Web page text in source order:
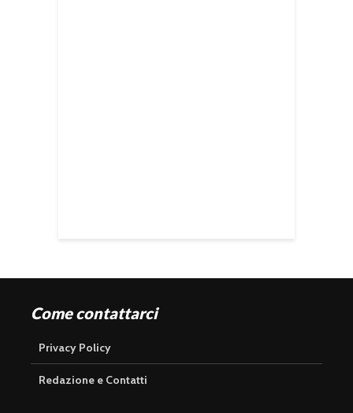
Come contattarci
Privacy Policy
Redazione e Contatti